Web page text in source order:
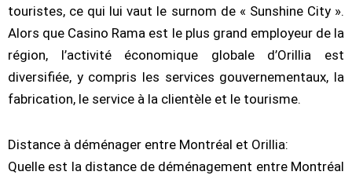
touristes, ce qui lui vaut le surnom de « Sunshine City ».
Alors que Casino Rama est le plus grand employeur de la
région, l’activité économique globale d’Orillia est
diversifiée, y compris les services gouvernementaux, la
fabrication, le service à la clientèle et le tourisme.
Distance à déménager entre Montréal et Orillia:
Quelle est la distance de déménagement entre Montréal